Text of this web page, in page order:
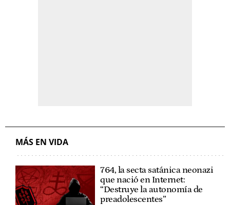
MÁS EN VIDA
764, la secta satánica neonazi
que nació en Internet:
“Destruye la autonomía de
preadolescentes”